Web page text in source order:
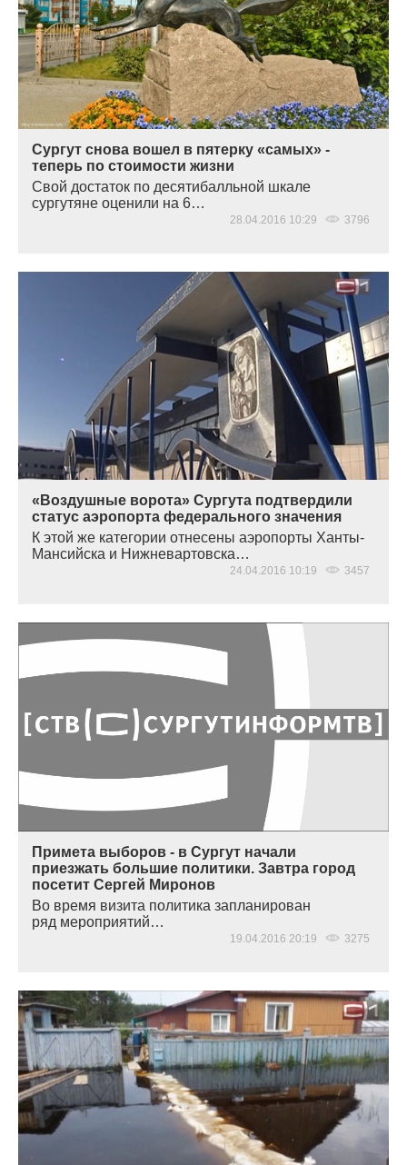
Сургут снова вошел в пятерку «самых» -
теперь по стоимости жизни
Свой достаток по десятибалльной шкале
сургутяне оценили на 6…
28.04.2016 10:29 3796
«Воздушные ворота» Сургута подтвердили
статус аэропорта федерального значения
К этой же категории отнесены аэропорты Ханты-
Мансийска и Нижневартовска…
24.04.2016 10:19 3457
Примета выборов - в Сургут начали
приезжать большие политики. Завтра город
посетит Сергей Миронов
Во время визита политика запланирован
ряд мероприятий…
19.04.2016 20:19 3275